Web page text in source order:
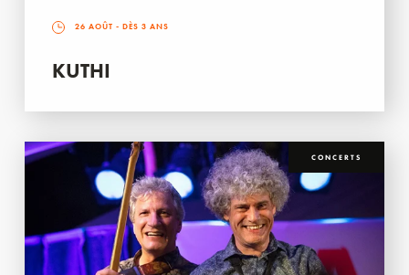
26 AOÛT - DÈS 3 ANS
KUTHI
CONCERTS